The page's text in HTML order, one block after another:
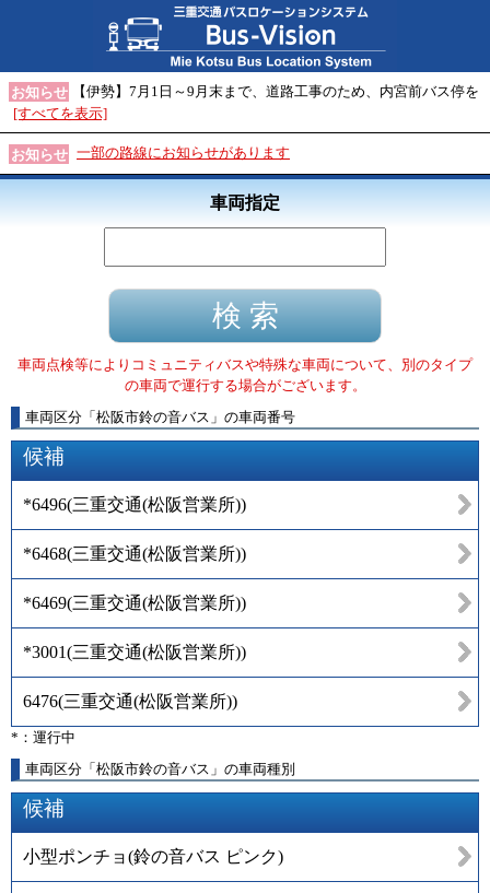
お知らせ
【伊勢】7月1日～9月末まで、道路工事のため、内宮前バス停を
[すべてを表示]
お知らせ 一部の路線にお知らせがあります
車両指定
車両点検等によりコミュニティバスや特殊な車両について、別のタイプ
の車両で運行する場合がございます。
車両区分 「 松阪市鈴の音バス 」 の車両番号
候補
*6496(三重交通(松阪営業所))
*6468(三重交通(松阪営業所))
*6469(三重交通(松阪営業所))
*3001(三重交通(松阪営業所))
6476(三重交通(松阪営業所))
*：運行中
車両区分「松阪市鈴の音バス」の車両種別
候補
小型ポンチョ(鈴の音バス ピンク)